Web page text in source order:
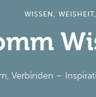
WISSEN,
Verbinden –